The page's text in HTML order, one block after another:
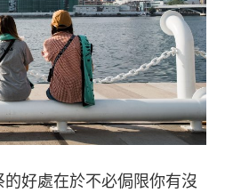
好處在於不必侷限你有沒